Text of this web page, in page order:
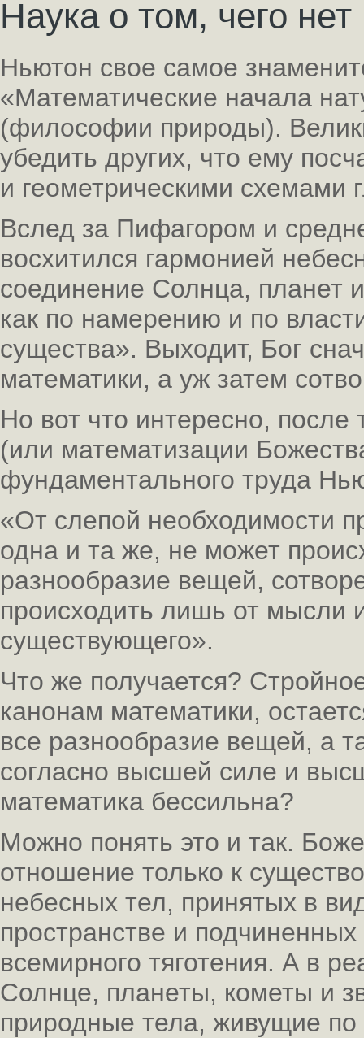
Наука о том, чего
Ньютон свое самое
«Математические начала
(философии природы).
убедить других, что ему
и геометрическими схемами
Вслед за Пифагором и
восхитился гармонией
соединение Солнца, планет
как по намерению и по
существа». Выходит, Бог
математики, а уж затем
Но вот что интересно, после
(или математизации
фундаментального труда
«От слепой необходимости
одна и та же, не может
разнообразие вещей,
происходить лишь от мысли
существующего».
Что же получается?
канонам математики,
все разнообразие вещей, а
согласно высшей силе и
математика бессильна?
Можно понять это и так.
отношение только к
небесных тел, принятых в
пространстве и
всемирного тяготения. А в
Солнце, планеты, кометы и
природные тела, живущие